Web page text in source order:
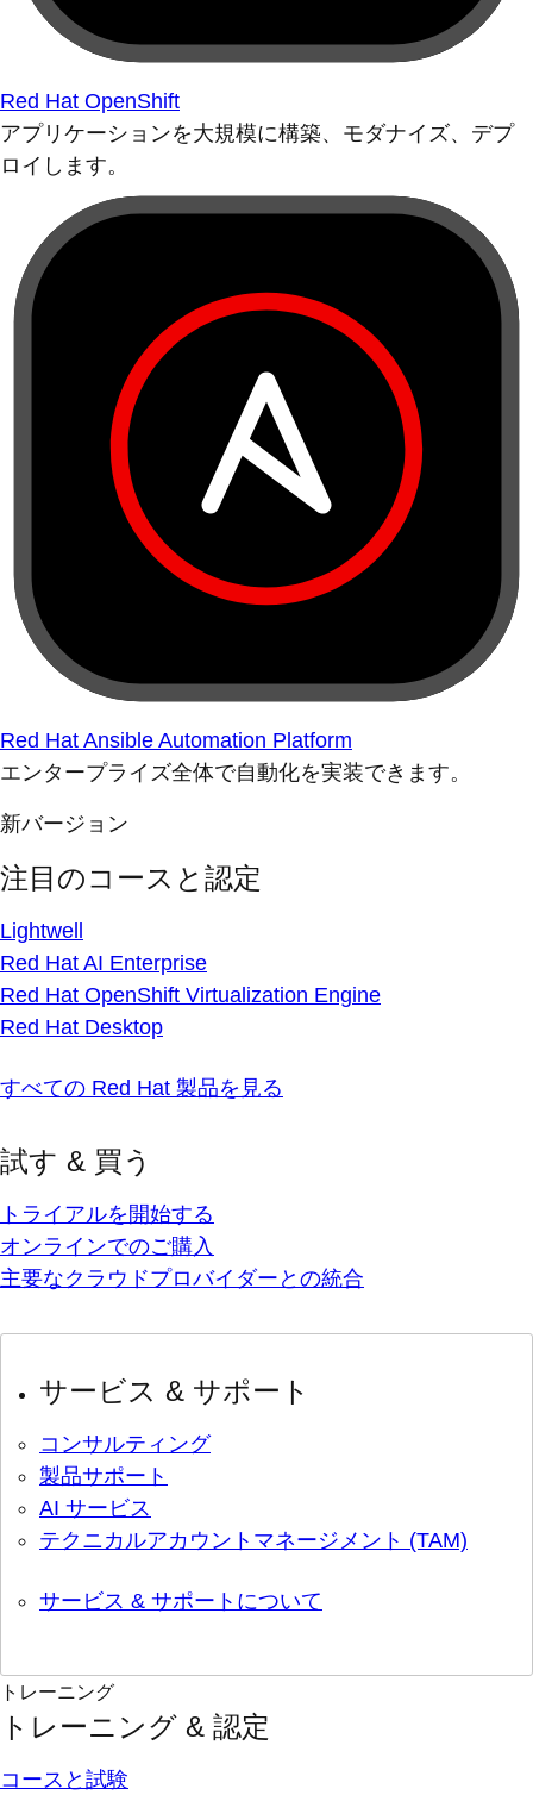
Red Hat OpenShift
アプリケーションを大規模に構築、モダナイズ、デプ
ロイします。
Red Hat Ansible Automation Platform
エンタープライズ全体で自動化を実装できます。
新バージョン
注目のコースと認定
Lightwell
Red Hat AI Enterprise
Red Hat OpenShift Virtualization Engine
Red Hat Desktop
すべての Red Hat 製品を見る
試す & 買う
トライアルを開始する
オンラインでのご購入
主要なクラウドプロバイダーとの統合
サービス & サポート
コンサルティング
製品サポート
AI サービス
テクニカルアカウントマネージメント (TAM)
サービス & サポートについて
トレーニング
トレーニング & 認定
コースと試験